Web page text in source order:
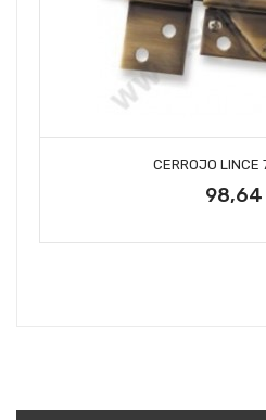
AÑADIR AL
CERROJO